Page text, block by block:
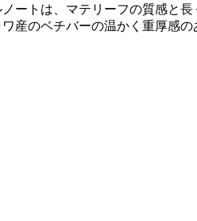
ートは、マテリーフの質感と
のベチバーの温かく重厚感